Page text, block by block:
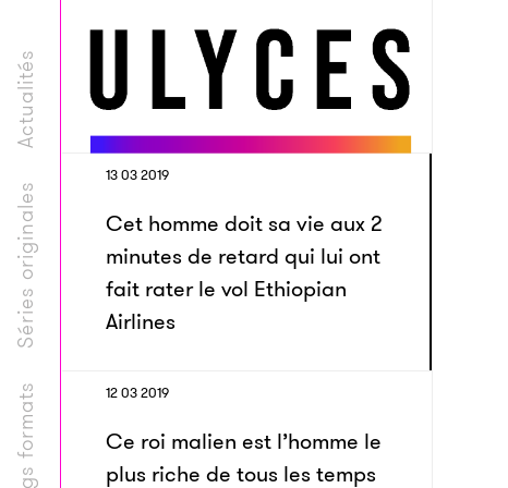
Longs formats
Séries originales
Actualités
13 03 2019
Cet homme doit sa vie aux 2
minutes de retard qui lui ont
fait rater le vol Ethiopian
Airlines
12 03 2019
Ce roi malien est l’homme le
plus riche de tous les temps